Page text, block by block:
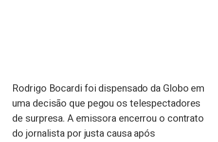
Rodrigo Bocardi foi dispensado da Globo em
uma decisão que pegou os telespectadores
de surpresa. A emissora encerrou o contrato
do jornalista por justa causa após